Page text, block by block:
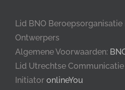
Lid BNO
Ontwerpers
Algemene Voorwaarden:
Lid Utrechtse Communicatie
Initiator onlineYou